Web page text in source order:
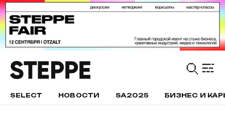
SELECT НОВОСТИ SA2025 БИЗНЕС И